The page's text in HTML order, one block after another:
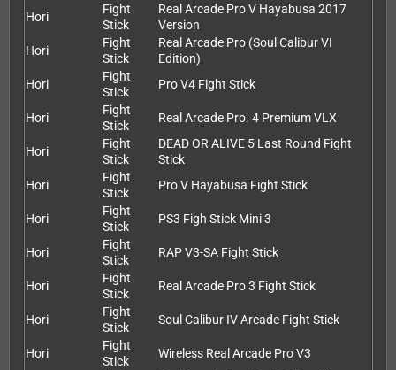
Hori
Fight
Stick
Real Arcade Pro V Hayabusa 2017
Version
Hori
Fight
Stick
Real Arcade Pro (Soul Calibur VI
Edition)
Hori
Fight
Stick
Pro V4 Fight Stick
Hori
Fight
Stick
Real Arcade Pro. 4 Premium VLX
Hori
Fight
Stick
DEAD OR ALIVE 5 Last Round Fight
Stick
Hori
Fight
Stick
Pro V Hayabusa Fight Stick
Hori
Fight
Stick
PS3 Figh Stick Mini 3
Hori
Fight
Stick
RAP V3-SA Fight Stick
Hori
Fight
Stick
Real Arcade Pro 3 Fight Stick
Hori
Fight
Stick
Soul Calibur IV Arcade Fight Stick
Hori
Fight
Stick
Wireless Real Arcade Pro V3